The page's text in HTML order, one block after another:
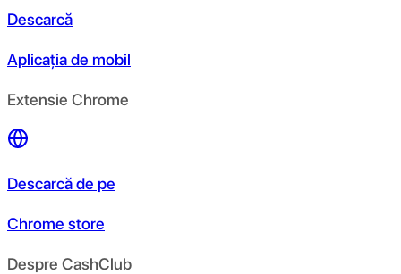
Descarcă
Aplicația de mobil
Extensie Chrome
Descarcă de pe
Chrome store
Despre CashClub